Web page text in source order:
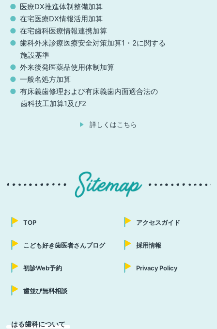
医療DX推進体制整備加算
在宅医療DX情報活用加算
在宅歯科医療情報連携加算
歯科外来診療医療安全対策加算1・2に関する
施設基準
外来後発医薬品使用体制加算
一般名処方加算
有床義歯修理および有床義歯内面適合法の
歯科技工加算1及び2
詳しくはこちら
TOP
こども好き歯医者さんブログ
初診Web予約
歯並び無料相談
アクセスガイド
採用情報
Privacy Policy
はる歯科について